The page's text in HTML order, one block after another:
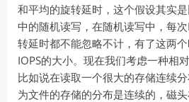
和平均的旋转延时，这个假设其实
中的随机读写，在随机读写中，每
转延时都不能忽略不计，有了这两
IOPS的大小。现在我们考虑一种相
比如说在读取一个很大的存储连续
为文件的存储的分布是连续的，磁